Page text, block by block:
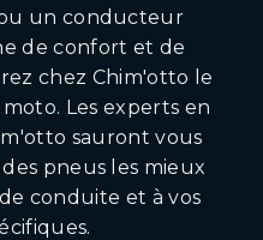
un conducteur
de confort et de
chez Chim'otto le
Les experts en
sauront vous
pneus les mieux
conduite et à vos